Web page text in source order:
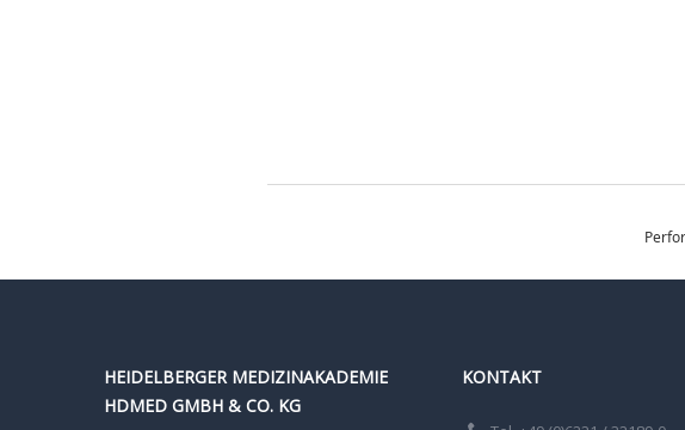
HEIDELBERGER MEDIZINAKADEMIE
HDMED GMBH & CO. KG
KONTAKT